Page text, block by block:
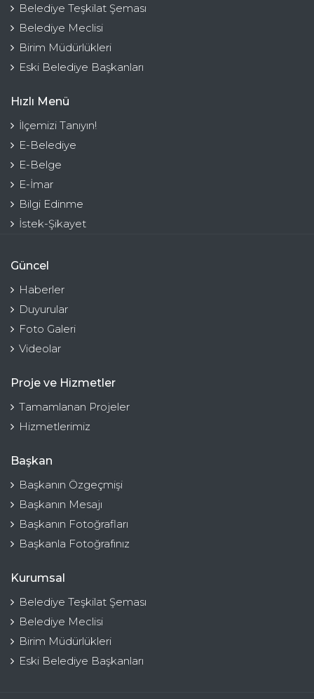
Belediye Teşkilat Şeması
Belediye Meclisi
Birim Müdürlükleri
Eski Belediye Başkanları
Hızlı Menü
İlçemizi Tanıyın!
E-Belediye
E-Belge
E-İmar
Bilgi Edinme
İstek-Şikayet
Güncel
Haberler
Duyurular
Foto Galeri
Videolar
Proje ve Hizmetler
Tamamlanan Projeler
Hizmetlerimiz
Başkan
Başkanın Özgeçmişi
Başkanın Mesajı
Başkanın Fotoğrafları
Başkanla Fotoğrafınız
Kurumsal
Belediye Teşkilat Şeması
Belediye Meclisi
Birim Müdürlükleri
Eski Belediye Başkanları